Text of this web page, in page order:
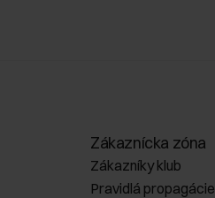
Zákaznícka zóna
Zákazníky klub
Pravidlá propagácie